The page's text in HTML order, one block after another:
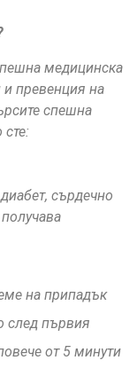
медицинска
и превенция на
спешна
сърдечно
на припадък
след първия
от 5 минути